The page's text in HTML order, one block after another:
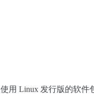
用 Linux 发行版的软